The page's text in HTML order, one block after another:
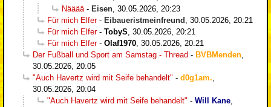
Nääää - Eisen 30.05.2026, 20:23
Für mich Elfer- Eibaueristmeinfreund
30.05.2026, 20:21
Für mich Elfer- TobyS 30.05.2026, 20:21
Für mich Elfer- Olaf1970 30.05.2026, 20:21
Der Fußball und Sport am Samstag - Thread - BVBMenden
30.05.2026, 20:05
"Auch Havertz wird mit Seife behandelt" - d0g1am.
30.05.2026, 20:04
"Auch Havertz wird mit Seife behandelt" - Will Kane